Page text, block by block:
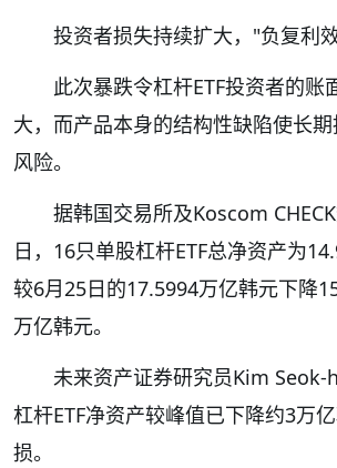
投资者损失持续扩大，"负复利
此次暴跌令杠杆ETF投资者的账
大，而产品本身的结构性缺陷使长
风险。
据韩国交易所及Koscom
日，16只单股杠杆ETF总净资产为
较6月25日的17.5994万亿韩元下降
万亿韩元。
未来资产证券研究员Kim Seok-
杠杆ETF净资产较峰值已下降约3万
损。